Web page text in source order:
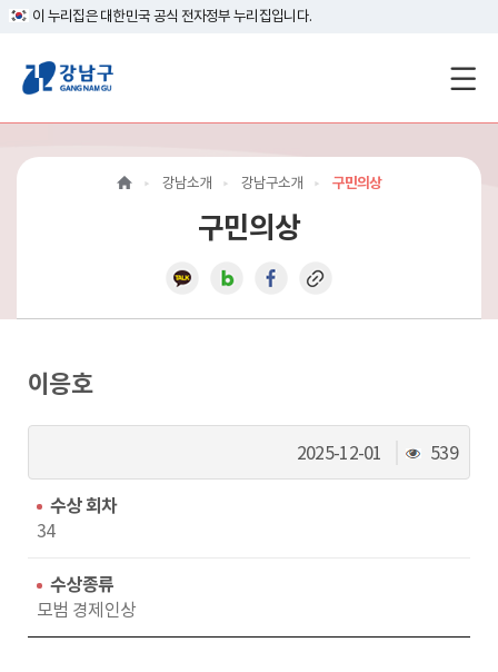
이 누리집은 대한민국 공식 전자정부 누리집입니다.
강
남
구
메
인
이
동
강남소개 강남구소개 구민의상
구민의상
이응호
2025-12-01
조
회
539
수상 회차
34
수상종류
모범 경제인상